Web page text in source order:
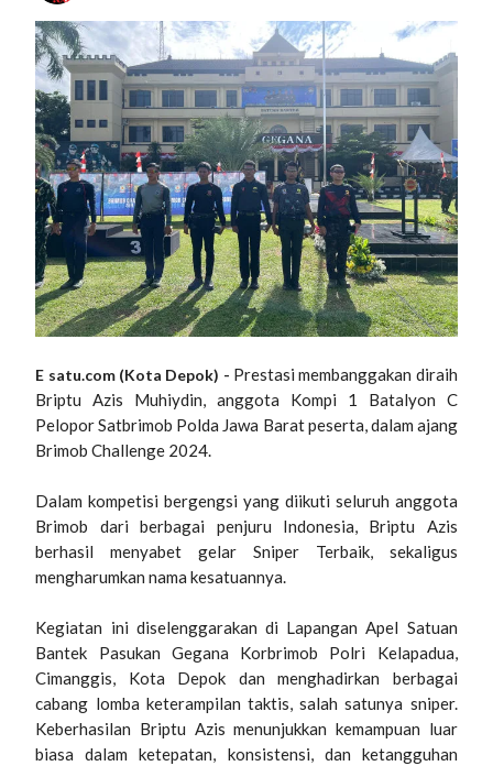
E satu.com (Kota Depok) - Prestasi membanggakan diraih
Briptu Azis Muhiydin, anggota Kompi 1 Batalyon C
Pelopor Satbrimob Polda Jawa Barat peserta, dalam ajang
Brimob Challenge 2024.
Dalam kompetisi bergengsi yang diikuti seluruh anggota
Brimob dari berbagai penjuru Indonesia, Briptu Azis
berhasil menyabet gelar Sniper Terbaik, sekaligus
mengharumkan nama kesatuannya.
Kegiatan ini diselenggarakan di Lapangan Apel Satuan
Bantek Pasukan Gegana Korbrimob Polri Kelapadua,
Cimanggis, Kota Depok dan menghadirkan berbagai
cabang lomba keterampilan taktis, salah satunya sniper.
Keberhasilan Briptu Azis menunjukkan kemampuan luar
biasa dalam ketepatan, konsistensi, dan ketangguhan